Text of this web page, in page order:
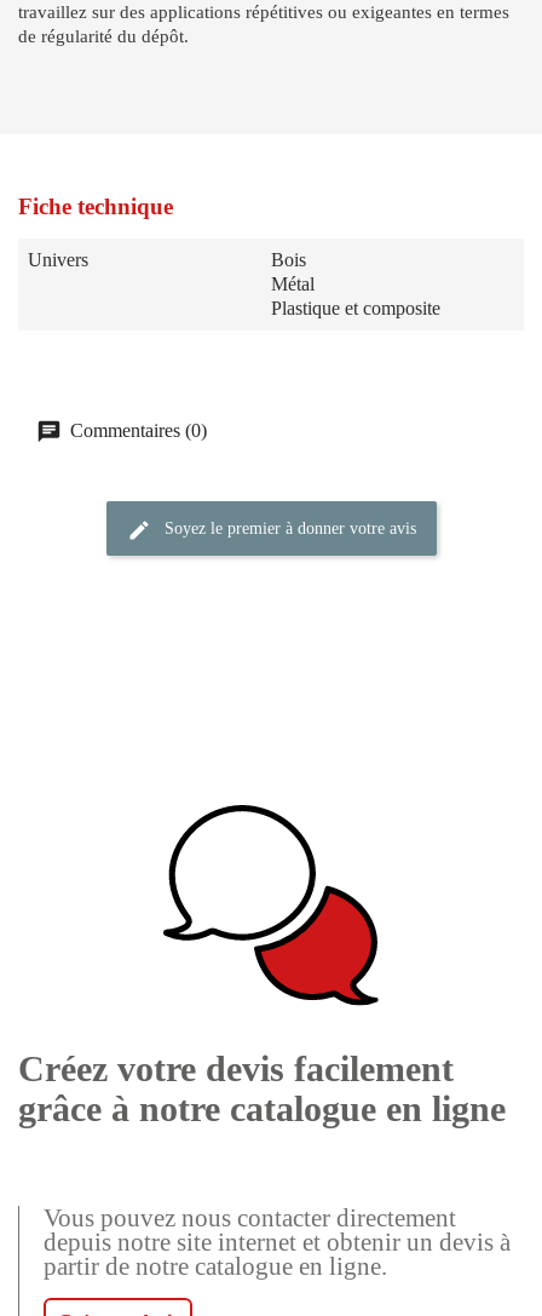
travaillez sur des applications répétitives ou exigeantes en termes
de régularité du dépôt.
Fiche technique
Univers
Bois
Métal
Plastique et composite
Commentaires (0)
Soyez le premier à donner votre avis
Créez votre devis facilement
grâce à notre catalogue en ligne
Vous pouvez nous contacter directement
depuis notre site internet et obtenir un devis à
partir de notre catalogue en ligne.